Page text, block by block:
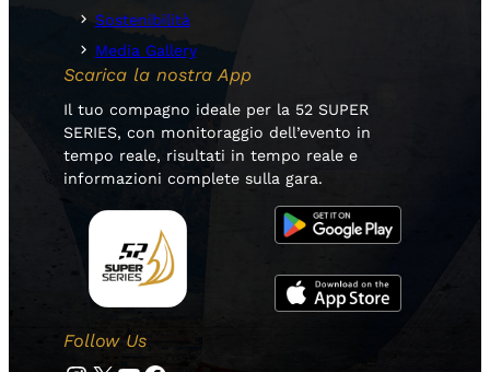
Sostenibilità
Media Gallery
Scarica la nostra App
Il tuo compagno ideale per la 52 SUPER
SERIES, con monitoraggio dell’evento in
tempo reale, risultati in tempo reale e
informazioni complete sulla gara.
Follow Us